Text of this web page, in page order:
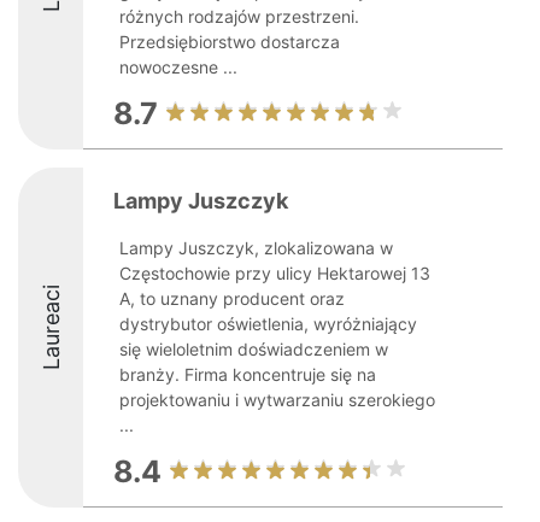
różnych rodzajów przestrzeni.
Przedsiębiorstwo dostarcza
nowoczesne ...
8.7
Laureaci
Lampy Juszczyk
Lampy Juszczyk, zlokalizowana w
Częstochowie przy ulicy Hektarowej 13
A, to uznany producent oraz
dystrybutor oświetlenia, wyróżniający
się wieloletnim doświadczeniem w
branży. Firma koncentruje się na
projektowaniu i wytwarzaniu szerokiego
...
8.4